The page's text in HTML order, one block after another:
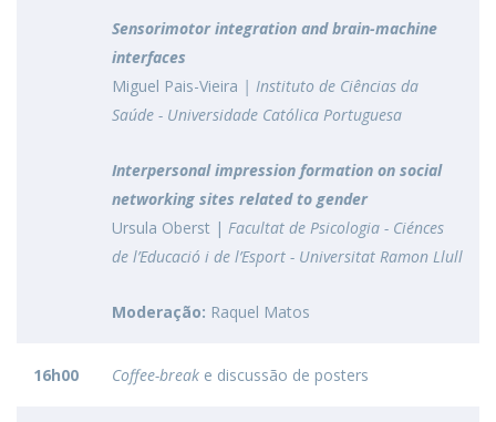
Sensorimotor integration and brain-machine
interfaces
Miguel Pais-Vieira | Instituto de Ciências da
Saúde - Universidade Católica Portuguesa
Interpersonal impression formation on social
networking sites related to gender
Ursula Oberst | Facultat de Psicologia - Ciénces
de l’Educació i de l’Esport - Universitat Ramon Llull
Moderação: Raquel Matos
16h00 Coffee-break e discussão de posters